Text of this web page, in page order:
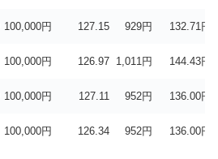
100,000円 127.15 929円 132.71円
100,000円 126.97 1,011円 144.43円
100,000円 127.11 952円 136.00円
100,000円 126.34 952円 136.00円